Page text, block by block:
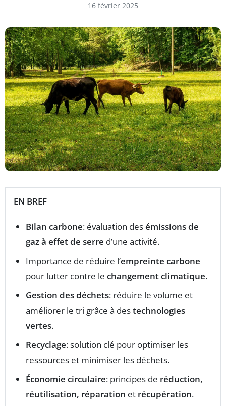
16 février 2025
EN BREF
Bilan carbone: évaluation desémissions de
gaz à effet de serre d’une activité.
Importance de réduire l’empreinte carbone
pour lutter contre le changement climatique.
Gestion des déchets: réduire le volume et
améliorer le tri grâce à destechnologies
vertes.
Recyclage: solution clé pour optimiser les
ressources et minimiser les déchets.
Économie circulaire: principes de réduction,
réutilisation, réparation et récupération.